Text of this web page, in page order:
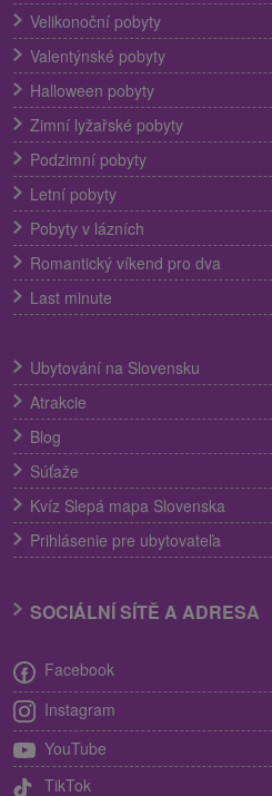
Velikonoční pobyty
Valentýnské pobyty
Halloween pobyty
Zimní lyžařské pobyty
Podzimní pobyty
Letní pobyty
Pobyty v lázních
Romantický víkend pro dva
Last minute
Ubytování na Slovensku
Atrakcie
Blog
Súťaže
Kvíz Slepá mapa Slovenska
Prihlásenie pre ubytovateľa
SOCIÁLNÍ SÍTĚ A ADRESA
Facebook
Instagram
YouTube
TikTok